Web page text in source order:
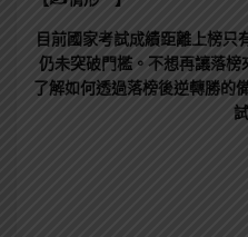
目前國家考試成績距離上榜只
仍未突破門檻。不想再讓落榜
了解如何透過落榜後逆轉勝的